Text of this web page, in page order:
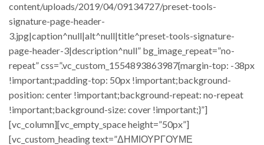
content/uploads/2019/04/09134727/preset-tools-
signature-page-header-
3.jpg|caption^null|alt^null|title^preset-tools-signature-
page-header-3|description^null” bg_image_repeat=”no-
repeat” css=”.vc_custom_1554893863987{margin-top: -38px
!important;padding-top: 50px !important;background-
position: center !important;background-repeat: no-repeat
!important;background-size: cover !important;}”]
[vc_column][vc_empty_space height=”50px”]
[vc_custom_heading text=”ΔΗΜΙΟΥΡΓΟΥΜΕ